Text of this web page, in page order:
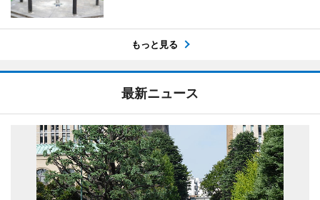
もっと見る
最新ニュース